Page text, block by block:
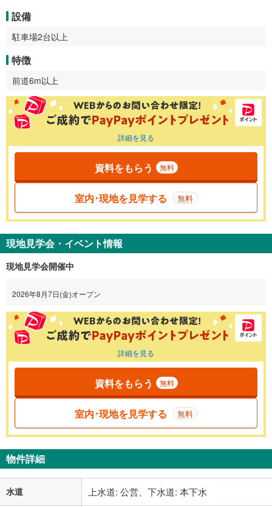
設備
駐車場2台以上
特徴
前道6m以上
詳細を見る
資料をもらう 無料
室内･現地を見学する 無料
現地見学会・イベント情報
現地見学会開催中
2026年8月7日(金)オープン
詳細を見る
資料をもらう 無料
室内･現地を見学する 無料
物件詳細
水道 上水道: 公営、下水道: 本下水